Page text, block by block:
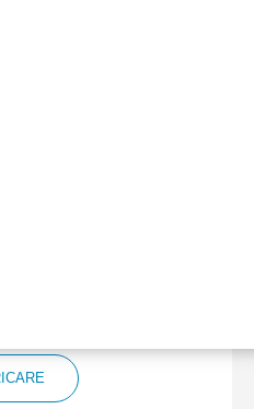
- Handbook 1
1